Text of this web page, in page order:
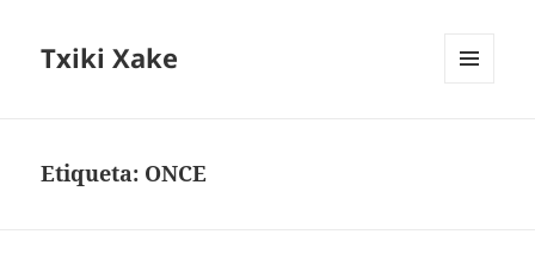
Txiki Xake
Etiqueta: ONCE